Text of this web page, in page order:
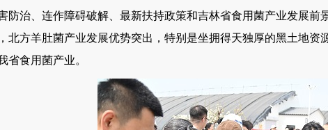
防治、连作障碍破解、最新扶持政策和吉林省食用菌产业发展
北方羊肚菌产业发展优势突出，特别是坐拥得天独厚的黑土地资
省食用菌产业。